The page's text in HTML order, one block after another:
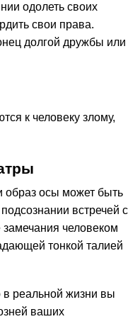
одолеть своих
свои права.
долгой дружбы или
к человеку злому,
осы может быть
встречей с
человеком
тонкой талией
в реальной жизни вы
ваших